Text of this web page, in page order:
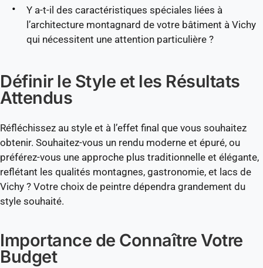
Y a-t-il des caractéristiques spéciales liées à
l’architecture montagnard de votre bâtiment à Vichy
qui nécessitent une attention particulière ?
Définir le Style et les Résultats
Attendus
Réfléchissez au style et à l’effet final que vous souhaitez
obtenir. Souhaitez-vous un rendu moderne et épuré, ou
préférez-vous une approche plus traditionnelle et élégante,
reflétant les qualités montagnes, gastronomie, et lacs de
Vichy ? Votre choix de peintre dépendra grandement du
style souhaité.
Importance de Connaître Votre
Budget